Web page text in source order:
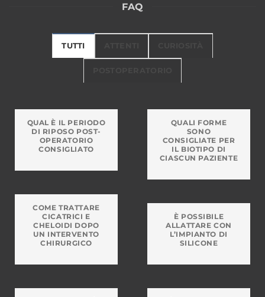
FAQ
TUTTI
QUAL È IL PERIODO
DI RIPOSO POST-
OPERATORIO
CONSIGLIATO
QUALI FORME
SONO
CONSIGLIATE PER
IL BIOTIPO DI
CIASCUN PAZIENTE
COME TRATTARE
CICATRICI E
CHELOIDI DOPO
UN INTERVENTO
CHIRURGICO
È POSSIBILE
ALLATTARE CON
L’IMPIANTO DI
SILICONE